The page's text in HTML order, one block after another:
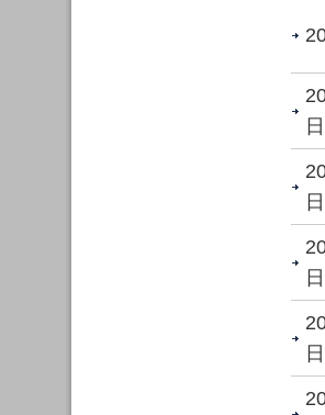
日
日
日
日